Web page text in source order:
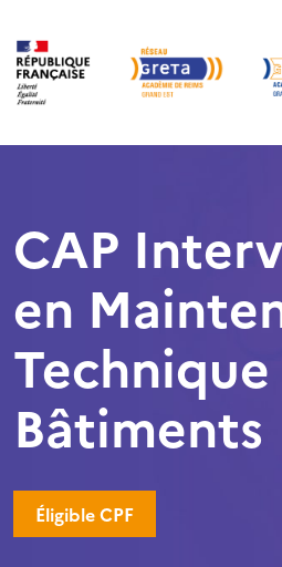
CAP
en
Technique
Bâtiments
Éligible CPF